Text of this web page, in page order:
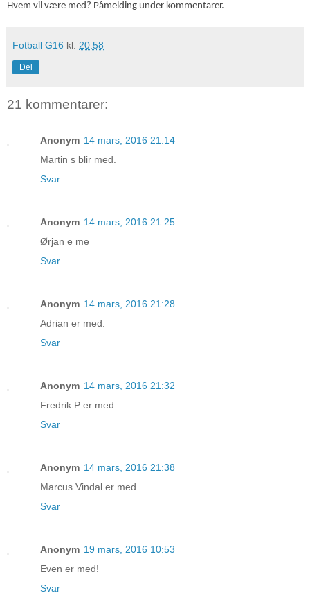
Hvem vil være med? Påmelding under kommentarer.
Fotball G16 kl. 20:58
Del
21 kommentarer:
Anonym 14 mars, 2016 21:14
Martin s blir med.
Svar
Anonym 14 mars, 2016 21:25
Ørjan e me
Svar
Anonym 14 mars, 2016 21:28
Adrian er med.
Svar
Anonym 14 mars, 2016 21:32
Fredrik P er med
Svar
Anonym 14 mars, 2016 21:38
Marcus Vindal er med.
Svar
Anonym 19 mars, 2016 10:53
Even er med!
Svar